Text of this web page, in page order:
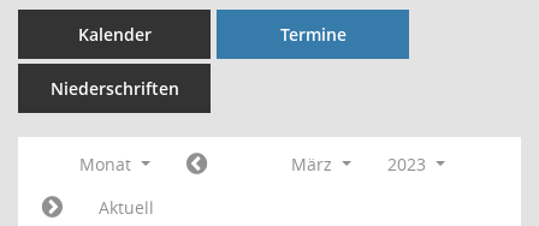
Kalender Termine
Niederschriften
Monat März
2023
Aktuell